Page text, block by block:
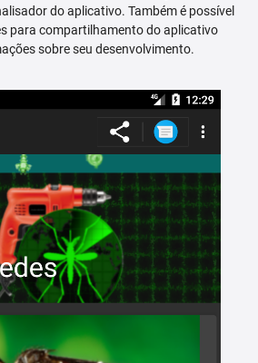
do aplicativo. Também é possível
para compartilhamento do aplicativo
sobre seu desenvolvimento.